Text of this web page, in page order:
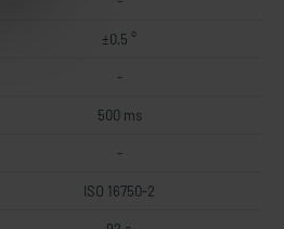
±0,5 °
-
500 ms
-
ISO 16750-2